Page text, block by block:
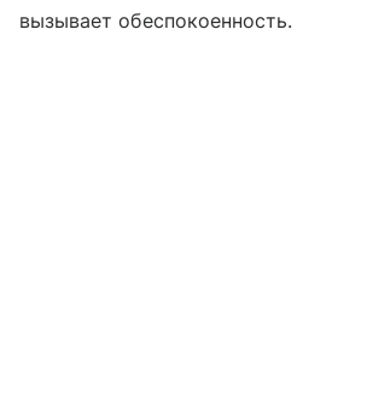
вызывает обеспокоенность.